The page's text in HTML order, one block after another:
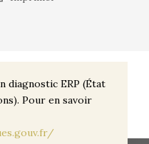
diagnostic ERP (État
Pour en savoir